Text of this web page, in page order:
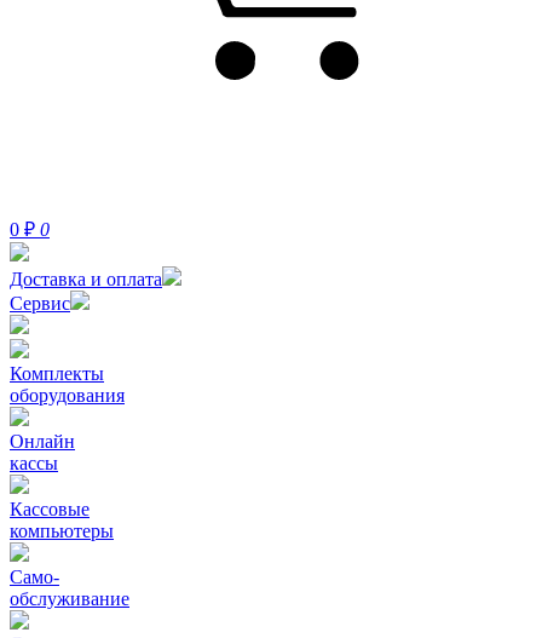
0 ₽ 0
Доставка и оплата
Сервис
Комплекты
оборудования
Онлайн
кассы
Кассовые
компьютеры
Само-
обслуживание